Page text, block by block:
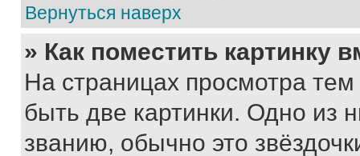
Вернуться наверх
» Как поместить картинку
На страницах просмотра
быть две картинки. Одно из
званию, обычно это